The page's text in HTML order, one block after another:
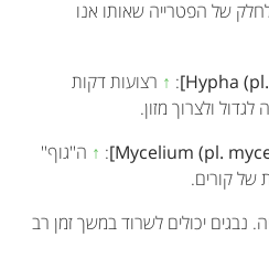
של הפטרייה שאותו אנו
:
↑ רצועות דקות
ולצרוך מזון.
:
↑ ה''גוף''
של קורים.
נבגים יכולים לשרוד במשך זמן רב